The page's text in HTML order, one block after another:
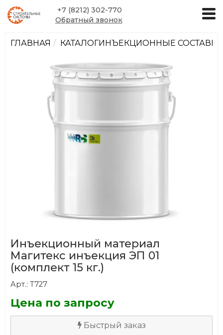
+7 (8212) 302-770
Обратный звонок
ГЛАВНАЯ КАТАЛОГИНЪЕКЦИОННЫЕ СОСТАВЫ
Инъекционный материал
Магитекс инъекция ЭП 01
(комплект 15 кг.)
Арт.: Т727
Цена по запросу
Быстрый заказ